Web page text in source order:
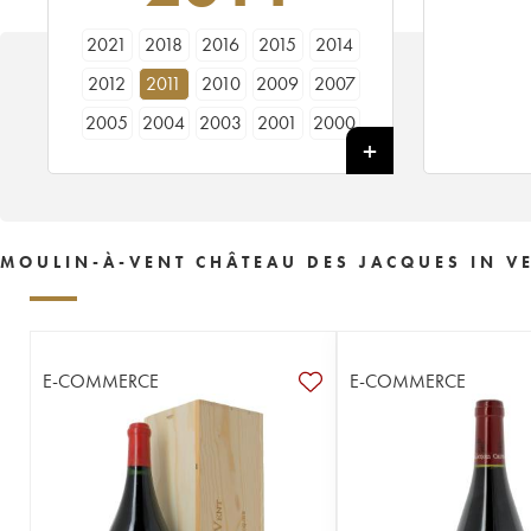
2021 2018 2016 2015
2014
2012
2011 2010 2009
2007
2005
2004 2003 2001
2000
MOULIN-À-VENT CHÂTEAU DES JACQUES IN
E-COMMERCE E-COMMERCE